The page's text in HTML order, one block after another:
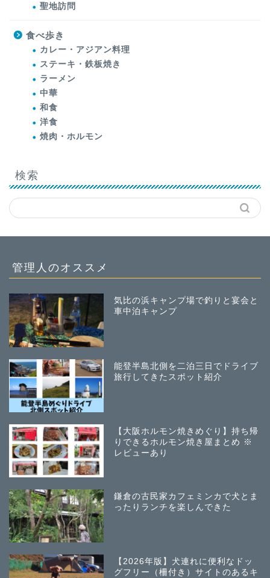
聖地訪問
食べ歩き
カレー・アジアン料理
ステーキ・鉄板焼き
ラーメン
中華
和食
洋食
焼肉・ホルモン
検索
管理人のオススメ
気比の浜キャンプ場で釣りと宴会と
車中泊キャンプ
能登半島北側を二泊三日でドライブ
旅行してきたスポット紹介
【大阪ホルモン焼きめぐり】持ち帰
りできるホルモン焼き屋まとめ ※
レビューあり
鎌倉の古民家カフェミンカで犬とま
ったりランチを楽しんできた
【2026年版】犬連れに便利なドッ
グフリー（柵付き）サイトのあるキ